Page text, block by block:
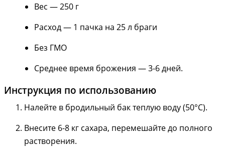
Вес — 250 г
Расход — 1 пачка на 25 л браги
Без ГМО
Среднее время брожения — 3-6 дней.
Инструкция по использованию
Налейте в бродильный бак теплую воду (50°C).
Внесите 6-8 кг сахара, перемешайте до полного
растворения.